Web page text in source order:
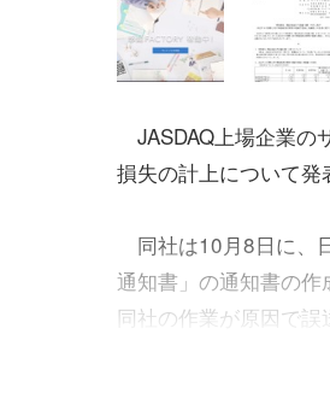
JASDAQ上場企業の
損失の計上について発
同社は10月8日に、
通知書」の通知書の
同社の作業が原因で誤